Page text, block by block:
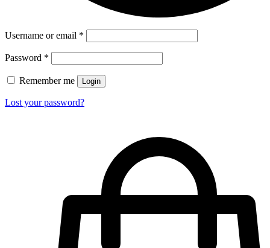
Username or email *
Password *
Remember me Login
Lost your password?